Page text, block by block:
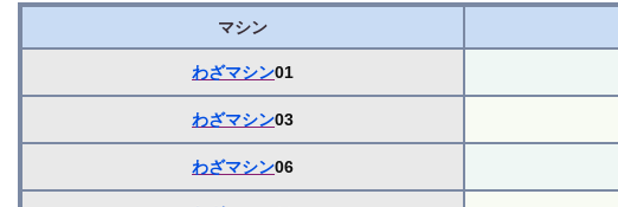
マシン
わざマシン01
わざマシン03
わざマシン06